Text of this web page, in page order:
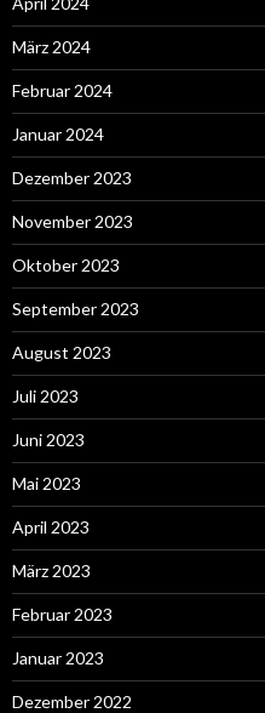
März 2024
Februar 2024
Januar 2024
Dezember 2023
November 2023
Oktober 2023
September 2023
August 2023
Juli 2023
Juni 2023
Mai 2023
April 2023
März 2023
Februar 2023
Januar 2023
Dezember 2022